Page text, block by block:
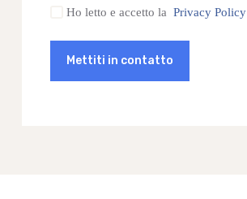
Ho letto e accetto la Privacy Policy
Mettiti in contatto